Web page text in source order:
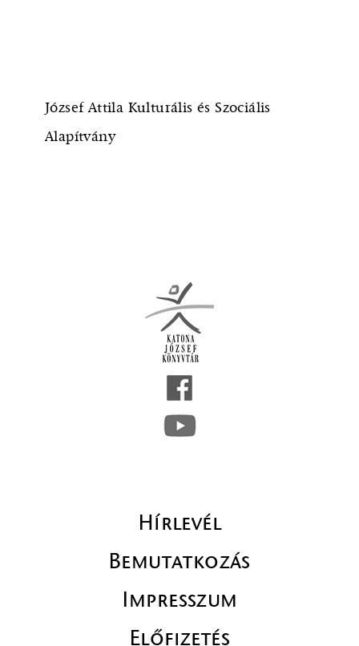
József Attila Kulturális és Szociális
Alapítvány
Hírlevél
Bemutatkozás
Impresszum
Előfizetés